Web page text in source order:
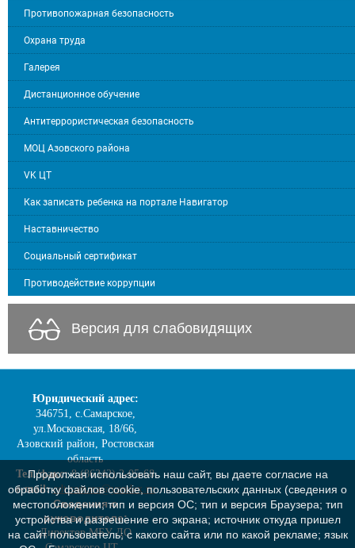
Противопожарная безопасность
Охрана труда
Галерея
Дистанционное обучение
Антитеррористическая безопасность
МОЦ Азовского района
VK ЦТ
Как записать ребенка на портале Навигатор
Наставничество
Социальный сертификат
Противодействие коррупции
Версия для слабовидящих
Юридический адрес:
346751, с.Самарское,
ул.Московская, 18/66,
Азовский район, Ростовская
область
Тел./факс:8 (86342) 2-05-68
e-mail: cdt.samara@yandex.ru
Сведения о
руководителе:
Директор МБУ ДО
Продолжая использовать наш сайт, вы даете согласие на
обработку файлов cookie, пользовательских данных (сведения о
местоположении; тип и версия ОС; тип и версия Браузера; тип
устройства и разрешение его экрана; источник откуда пришел
на сайт пользователь; с какого сайта или по какой рекламе; язык